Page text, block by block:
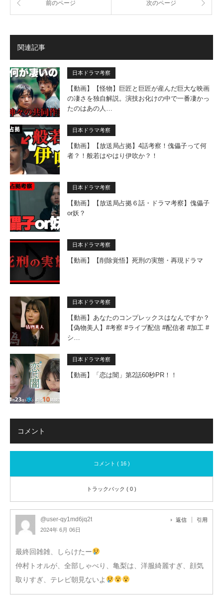
前のページ 次のページ
関連記事
日本ドラマ考察
【動画】【怪物】巨匠と巨匠が産んだ巨大な映画
の凄さを独自解説。演技お化けの中で一番凄かっ
たのはあの人…
日本ドラマ考察
【動画】【放送局占拠】4話考察！傀儡子って何
者？！般若はやはり伊吹か？！
日本ドラマ考察
【動画】【放送局占拠６話・ドラマ考察】傀儡子
or妖？
日本ドラマ考察
【動画】【削除覚悟】死刑の実態・再現ドラマ
日本ドラマ考察
【動画】あなたのコンプレックスはなんですか？
【偽物美人】#考察 #ライブ配信 #配信者 #加工 #
シ…
日本ドラマ考察
【動画】「恋は闇」第2話60秒PR！！
コメント
コメント ( 16 )
トラックバック ( 0 )
@user-qy1md6jq2t
2024年 6月 06日
返信 引用
最終回雑雑、しらけたー
仲村トオルが、全部しゃべり、亀梨は、洋服綺麗すぎ、顔気
取りすぎ、テレビ朝見ないよ